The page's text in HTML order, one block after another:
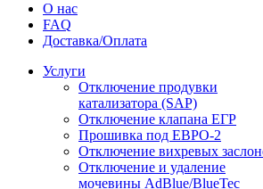
О нас
FAQ
Доставка/Оплата
Услуги
Отключение продувки
катализатора (SAP)
Отключение клапана ЕГР
Прошивка под ЕВРО-2
Отключение вихревых
Отключение и удаление
мочевины AdBlue/BlueTec